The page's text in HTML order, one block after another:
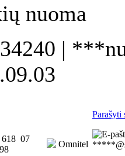
nuoma
|
618 07
Omnitel
Parašyti